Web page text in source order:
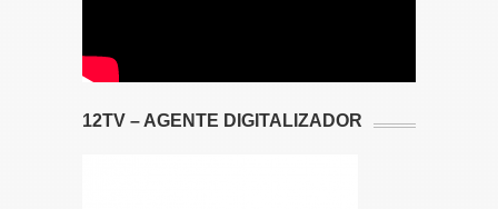
12TV – AGENTE DIGITALIZADOR